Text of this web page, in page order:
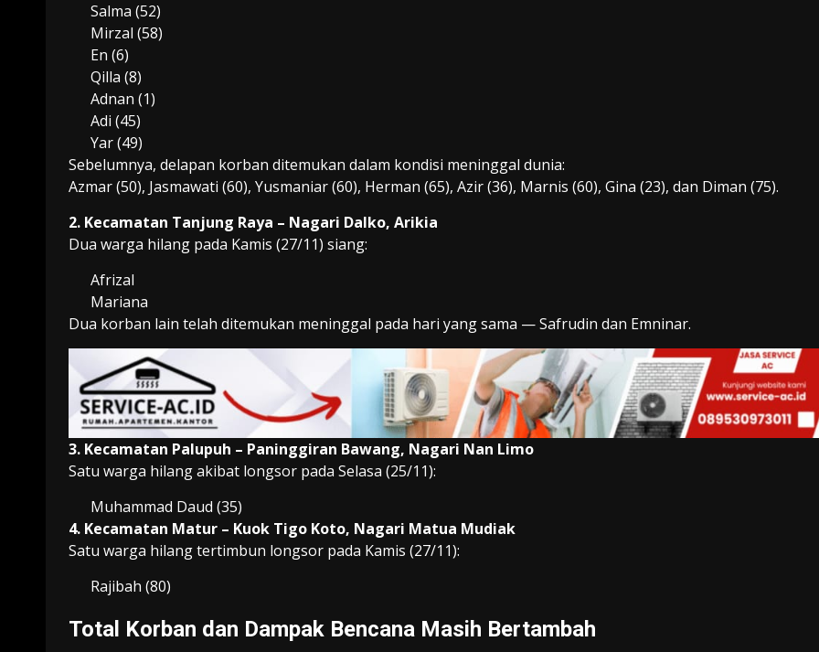
Salma (52)
Mirzal (58)
En (6)
Qilla (8)
Adnan (1)
Adi (45)
Yar (49)
Sebelumnya, delapan korban ditemukan dalam kondisi meninggal dunia:
Azmar (50), Jasmawati (60), Yusmaniar (60), Herman (65), Azir (36), Marnis (60), Gina (23), dan Diman (75).
2. Kecamatan Tanjung Raya – Nagari Dalko, Arikia
Dua warga hilang pada Kamis (27/11) siang:
Afrizal
Mariana
Dua korban lain telah ditemukan meninggal pada hari yang sama — Safrudin dan Emninar.
3. Kecamatan Palupuh – Paninggiran Bawang, Nagari Nan Limo
Satu warga hilang akibat longsor pada Selasa (25/11):
Muhammad Daud (35)
4. Kecamatan Matur – Kuok Tigo Koto, Nagari Matua Mudiak
Satu warga hilang tertimbun longsor pada Kamis (27/11):
Rajibah (80)
Total Korban dan Dampak Bencana Masih Bertambah